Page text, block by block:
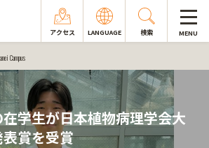
アクセス LANGUAGE 検索 MENU
Campus
学生が日本植物病理学会大
賞を受賞